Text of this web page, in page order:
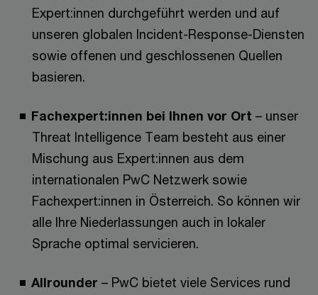
Expert:innen durchgeführt werden und auf
unseren globalen Incident-Response-Diensten
sowie offenen und geschlossenen Quellen
basieren.
Fachexpert:innen bei Ihnen vor Ort – unser
Threat Intelligence Team besteht aus einer
Mischung aus Expert:innen aus dem
internationalen PwC Netzwerk sowie
Fachexpert:innen in Österreich. So können wir
alle Ihre Niederlassungen auch in lokaler
Sprache optimal servicieren.
Allrounder – PwC bietet viele Services rund